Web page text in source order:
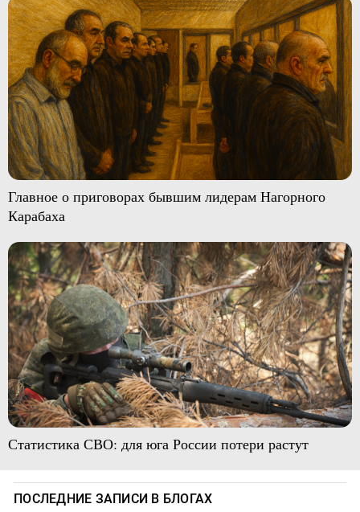
Главное о приговорах бывшим лидерам Нагорного
Карабаха
Статистика СВО: для юга России потери растут
ПОСЛЕДНИЕ ЗАПИСИ В БЛОГАХ